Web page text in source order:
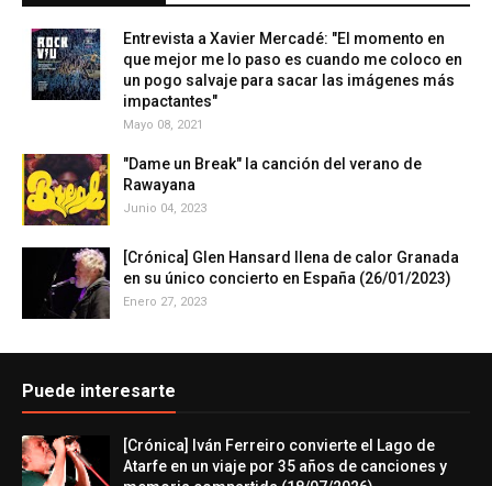
Entrevista a Xavier Mercadé: "El momento en
que mejor me lo paso es cuando me coloco en
un pogo salvaje para sacar las imágenes más
impactantes"
Mayo 08, 2021
"Dame un Break" la canción del verano de
Rawayana
Junio 04, 2023
[Crónica] Glen Hansard llena de calor Granada
en su único concierto en España (26/01/2023)
Enero 27, 2023
Puede interesarte
[Crónica] Iván Ferreiro convierte el Lago de
Atarfe en un viaje por 35 años de canciones y